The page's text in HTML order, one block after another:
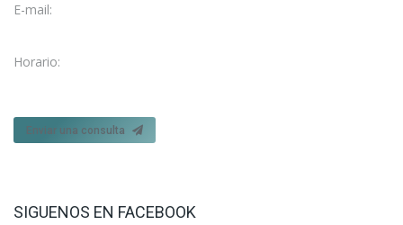
E-mail:
Horario:
Enviar una consulta
SIGUENOS EN FACEBOOK